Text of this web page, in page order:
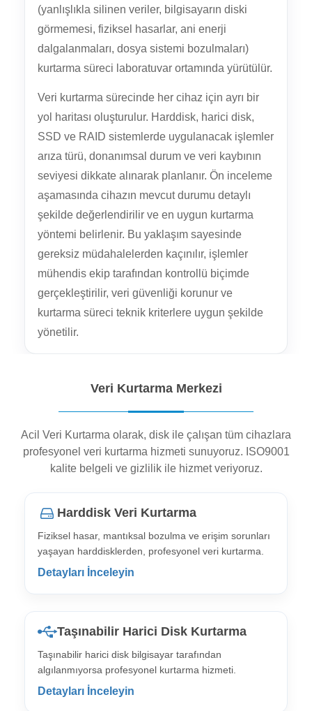
(yanlışlıkla silinen veriler, bilgisayarın diski
görmemesi, fiziksel hasarlar, ani enerji
dalgalanmaları, dosya sistemi bozulmaları)
kurtarma süreci laboratuvar ortamında yürütülür.
Veri kurtarma sürecinde her cihaz için ayrı bir
yol haritası oluşturulur. Harddisk, harici disk,
SSD ve RAID sistemlerde uygulanacak işlemler
arıza türü, donanımsal durum ve veri kaybının
seviyesi dikkate alınarak planlanır. Ön inceleme
aşamasında cihazın mevcut durumu detaylı
şekilde değerlendirilir ve en uygun kurtarma
yöntemi belirlenir. Bu yaklaşım sayesinde
gereksiz müdahalelerden kaçınılır, işlemler
mühendis ekip tarafından kontrollü biçimde
gerçekleştirilir, veri güvenliği korunur ve
kurtarma süreci teknik kriterlere uygun şekilde
yönetilir.
Veri Kurtarma Merkezi
Acil Veri Kurtarma olarak, disk ile çalışan tüm cihazlara
profesyonel veri kurtarma hizmeti sunuyoruz. ISO9001
kalite belgeli ve gizlilik ile hizmet veriyoruz.
Harddisk Veri Kurtarma
Fiziksel hasar, mantıksal bozulma ve erişim sorunları
yaşayan harddisklerden, profesyonel veri kurtarma.
Detayları İnceleyin
Taşınabilir Harici Disk Kurtarma
Taşınabilir harici disk bilgisayar tarafından
algılanmıyorsa profesyonel kurtarma hizmeti.
Detayları İnceleyin